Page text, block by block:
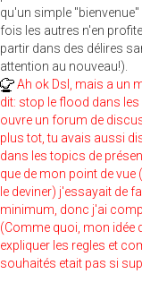
qu'un simple
fois les autres n'en
partir dans des délires
attention au nouveau!).
Ah ok Dsl, mais a un
dit: stop le flood dans
ouvre un forum de
plus tot, tu avais aussi
dans les topics de
que de mon point de vue
le deviner) j'essayait de
minimum, donc j'ai
(Comme quoi, mon idée
expliquer les regles et
souhaités etait pas si